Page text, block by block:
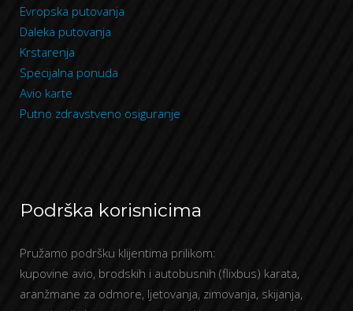
Evropska putovanja
Daleka putovanja
Krstarenja
Specijalna ponuda
Avio karte
Putno zdravstveno osiguranje
Podrška korisnicima
Pružamo podršku klijentima prilikom:
kupovine avio, brodskih i autobusnih (flixbus) karata,
aranžmane za odmore, ljetovanja, zimovanja, skijanja,